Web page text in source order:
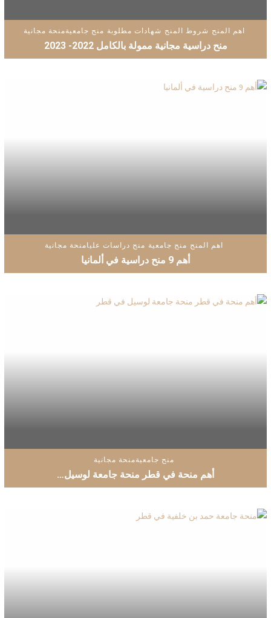
اهم المنح شروط المنح شهادات مطلوبة منح جامعيةمنحة مجانية
منح دراسية مجانية ممولة بالكامل 2022- 2023
اهم المنح منح جامعية منح دراسات عليامنحة مجانية
أهم 9 منح دراسية في ألمانيا
منح جامعيةمنحة مجانية
أهم منحة في قطر منحة جامعة لوسيل…